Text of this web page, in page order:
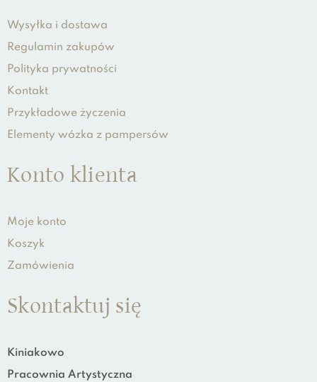
Wysyłka i dostawa
Regulamin zakupów
Polityka prywatności
Kontakt
Przykładowe życzenia
Elementy wózka z pampersów
Konto klienta
Moje konto
Koszyk
Zamówienia
Skontaktuj się
Kiniakowo
Pracownia Artystyczna